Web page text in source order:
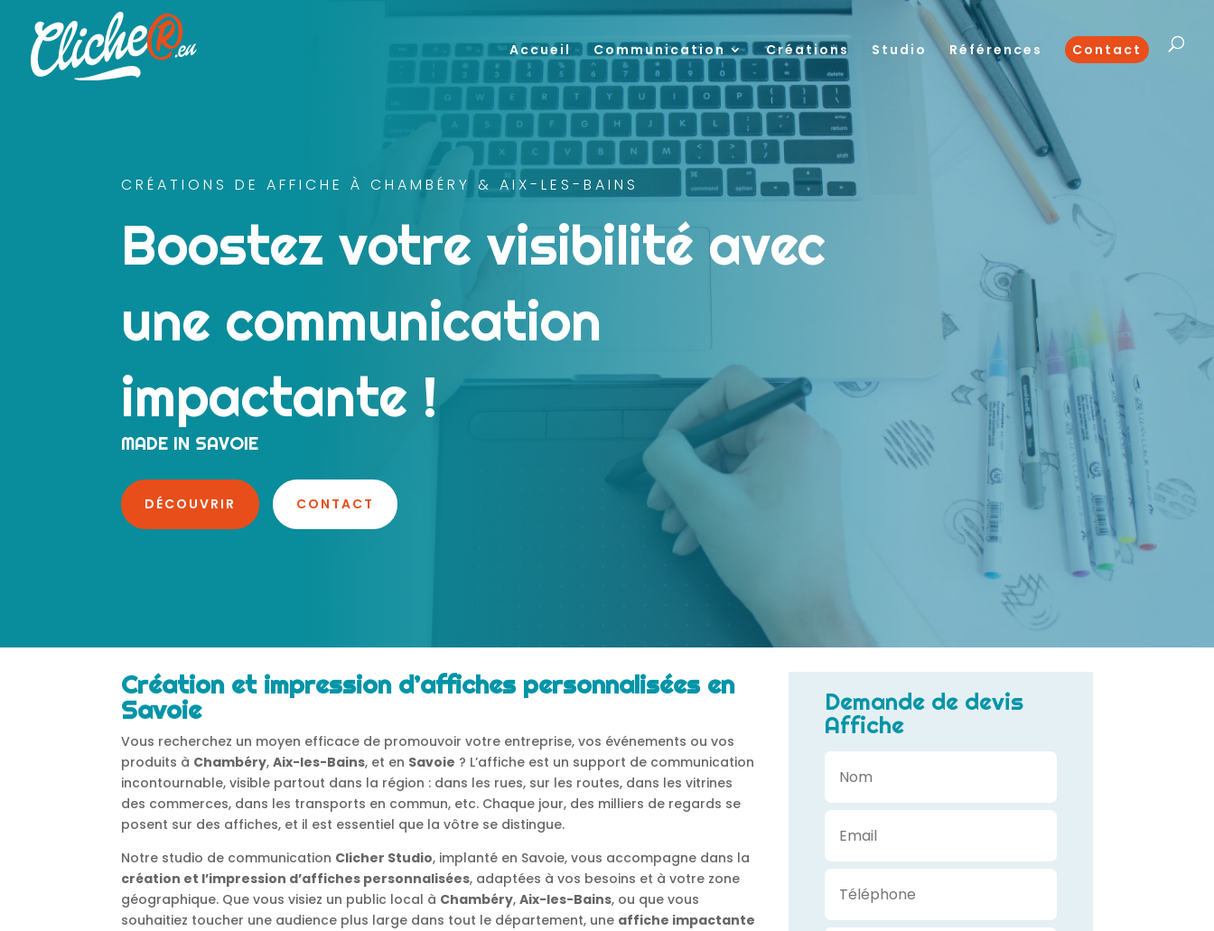
Accueil Communication Créations Studio Références Contact
CRÉATIONS DE AFFICHE À CHAMBÉRY & AIX-LES-BAINS
Boostez votre visibilité avec
une communication
impactante !
MADE IN SAVOIE
DÉCOUVRIR CONTACT
Création et impression d’affiches personnalisées en
Savoie
Vous recherchez un moyen efficace de promouvoir votre entreprise, vos événements ou vos
produits à Chambéry,Aix-les-Bains, et en Savoie ? L’affiche est un support de communication
incontournable, visible partout dans la région : dans les rues, sur les routes, dans les vitrines
des commerces, dans les transports en commun, etc. Chaque jour, des milliers de regards se
posent sur des affiches, et il est essentiel que la vôtre se distingue.
Notre studio de communication Clicher Studio, implanté en Savoie, vous accompagne dans la
création et l’impression d’affiches personnalisées, adaptées à vos besoins et à votre zone
géographique. Que vous visiez un public local à Chambéry,Aix-les-Bains, ou que vous
souhaitiez toucher une audience plus large dans tout le département, une affiche impactante
Demande de devis
Affiche